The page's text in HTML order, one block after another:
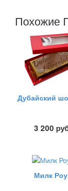
Похожие
3 200
Милк